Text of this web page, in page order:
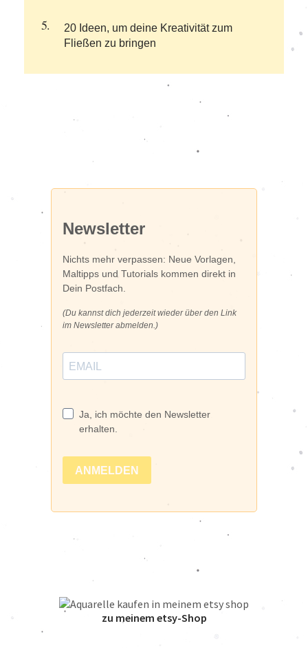
20 Ideen, um deine Kreativität zum
Fließen zu bringen
zu meinem etsy-Shop